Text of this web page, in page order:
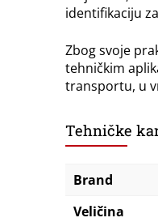
identifikaciju
Zbog svoje
tehničkim
transportu, u
Tehničke
Brand
Veličina